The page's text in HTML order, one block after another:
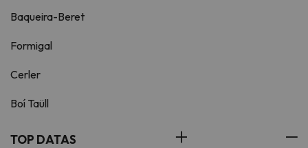
Baqueira-Beret
Formigal
Cerler
Boí Taüll
TOP DATAS